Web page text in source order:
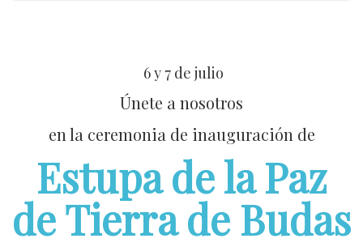
6 y 7 de julio
Únete a nosotros
en la ceremonia de inauguración de
Estupa de la Paz
de Tierra de Budas